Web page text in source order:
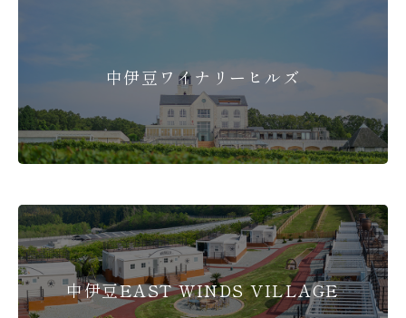
中伊豆ワイナリーヒルズ
中伊豆EAST WINDS VILLAGE